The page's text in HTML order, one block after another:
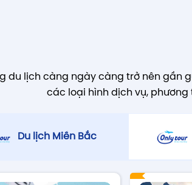
du lịch càng ngày càng trở nên gần
các loại hình dịch vụ,
Du lịch Miền Bắc